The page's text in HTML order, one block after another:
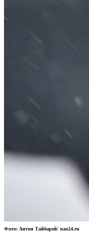
Фото: Антон Тайбарей/ nao24.ru